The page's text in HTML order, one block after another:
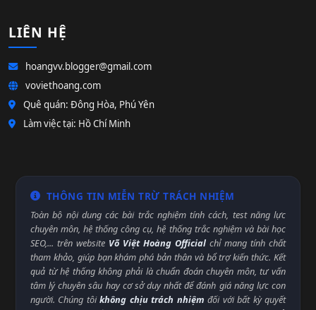
LIÊN HỆ
hoangvv.blogger@gmail.com
voviethoang.com
Quê quán: Đông Hòa, Phú Yên
Làm việc tại: Hồ Chí Minh
THÔNG TIN MIỄN TRỪ TRÁCH NHIỆM
Toàn bộ nội dung các bài trắc nghiệm tính cách, test năng lực
chuyên môn, hệ thống công cụ, hệ thống trắc nghiệm và bài học
SEO,... trên website Võ Việt Hoàng Official chỉ mang tính chất
tham khảo, giúp bạn khám phá bản thân và bổ trợ kiến thức. Kết
quả từ hệ thống không phải là chuẩn đoán chuyên môn, tư vấn
tâm lý chuyên sâu hay cơ sở duy nhất để đánh giá năng lực con
người. Chúng tôikhông chịu trách nhiệm đối với bất kỳ quyết